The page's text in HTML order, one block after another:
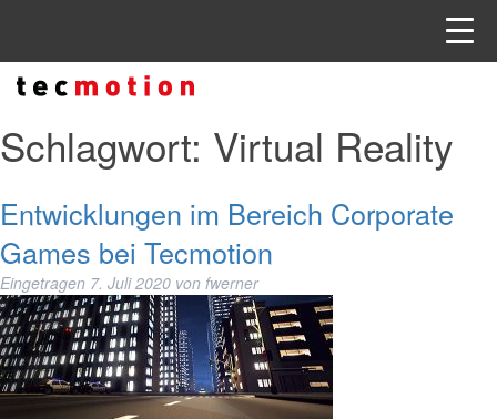
Schlagwort: Virtual Reality
Entwicklungen im Bereich Corporate
Games bei Tecmotion
Eingetragen 7. Juli 2020 von fwerner